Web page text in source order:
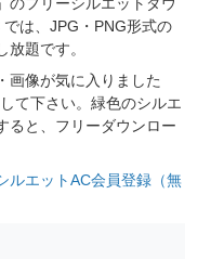
のフリーシルエットダウ
は、JPG・PNG形式の
題です。
画像が気に入りました
して下さい。緑色のシルエ
ると、フリーダウンロー
ルエットAC会員登録（無